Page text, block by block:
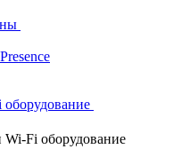
Wi-Fi оборудование